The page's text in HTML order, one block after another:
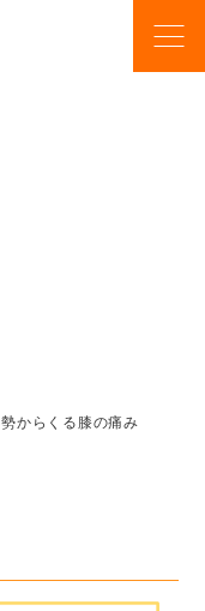
からくる膝の痛み